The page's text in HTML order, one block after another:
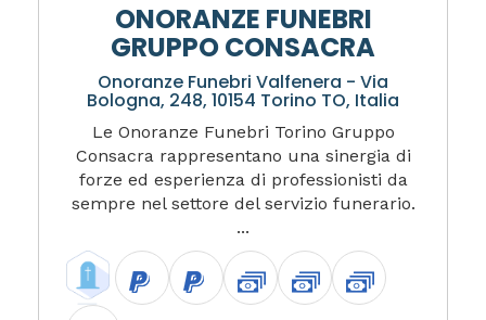
ONORANZE FUNEBRI
GRUPPO CONSACRA
Onoranze Funebri Valfenera - Via
Bologna, 248, 10154 Torino TO, Italia
Le Onoranze Funebri Torino Gruppo
Consacra rappresentano una sinergia di
forze ed esperienza di professionisti da
sempre nel settore del servizio funerario.
...